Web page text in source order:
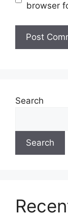
browser
Search
Search